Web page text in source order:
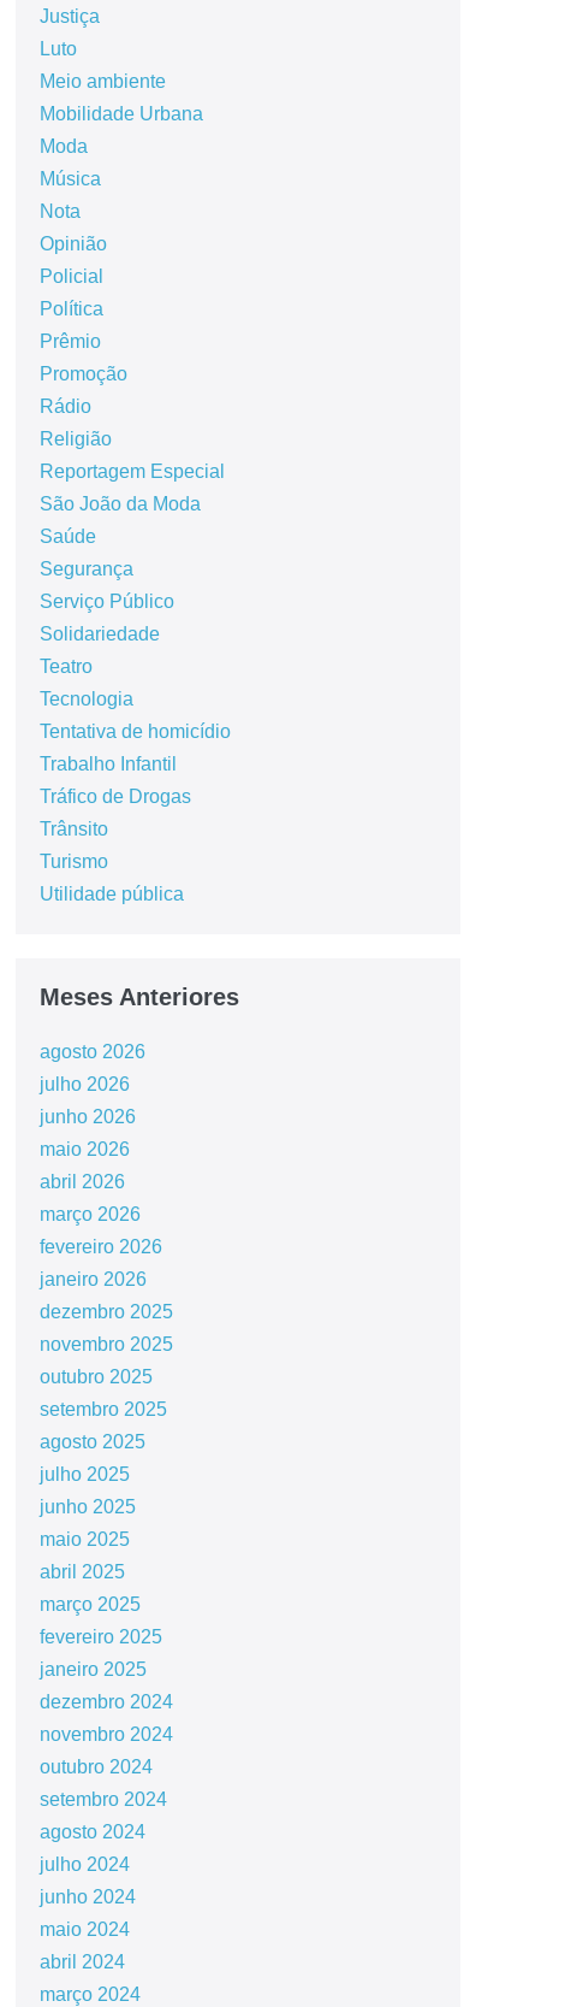
Justiça
Luto
Meio ambiente
Mobilidade Urbana
Moda
Música
Nota
Opinião
Policial
Política
Prêmio
Promoção
Rádio
Religião
Reportagem Especial
São João da Moda
Saúde
Segurança
Serviço Público
Solidariedade
Teatro
Tecnologia
Tentativa de homicídio
Trabalho Infantil
Tráfico de Drogas
Trânsito
Turismo
Utilidade pública
Meses Anteriores
agosto 2026
julho 2026
junho 2026
maio 2026
abril 2026
março 2026
fevereiro 2026
janeiro 2026
dezembro 2025
novembro 2025
outubro 2025
setembro 2025
agosto 2025
julho 2025
junho 2025
maio 2025
abril 2025
março 2025
fevereiro 2025
janeiro 2025
dezembro 2024
novembro 2024
outubro 2024
setembro 2024
agosto 2024
julho 2024
junho 2024
maio 2024
abril 2024
março 2024